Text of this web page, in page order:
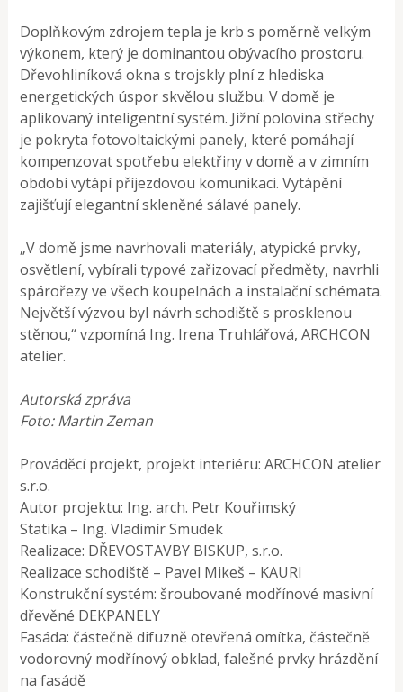
Doplňkovým zdrojem tepla je krb s poměrně velkým
výkonem, který je dominantou obývacího prostoru.
Dřevohliníková okna s trojskly plní z hlediska
energetických úspor skvělou službu. V domě je
aplikovaný inteligentní systém. Jižní polovina střechy
je pokryta fotovoltaickými panely, které pomáhají
kompenzovat spotřebu elektřiny v domě a v zimním
období vytápí příjezdovou komunikaci. Vytápění
zajišťují elegantní skleněné sálavé panely.
„V domě jsme navrhovali materiály, atypické prvky,
osvětlení, vybírali typové zařizovací předměty, navrhli
spárořezy ve všech koupelnách a instalační schémata.
Největší výzvou byl návrh schodiště s prosklenou
stěnou,“ vzpomíná Ing. Irena Truhlářová, ARCHCON
atelier.
Autorská zpráva
Foto: Martin Zeman
Prováděcí projekt, projekt interiéru: ARCHCON atelier
s.r.o.
Autor projektu: Ing. arch. Petr Kouřimský
Statika – Ing. Vladimír Smudek
Realizace: DŘEVOSTAVBY BISKUP, s.r.o.
Realizace schodiště – Pavel Mikeš – KAURI
Konstrukční systém: šroubované modřínové masivní
dřevěné DEKPANELY
Fasáda: částečně difuzně otevřená omítka, částečně
vodorovný modřínový obklad, falešné prvky hrázdění
na fasádě